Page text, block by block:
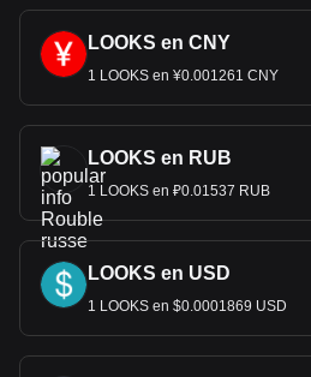
LOOKS en CNY
1 LOOKS en ¥0.001261 CNY
LOOKS en RUB
1 LOOKS en ₽0.01537 RUB
LOOKS en USD
1 LOOKS en $0.0001869 USD